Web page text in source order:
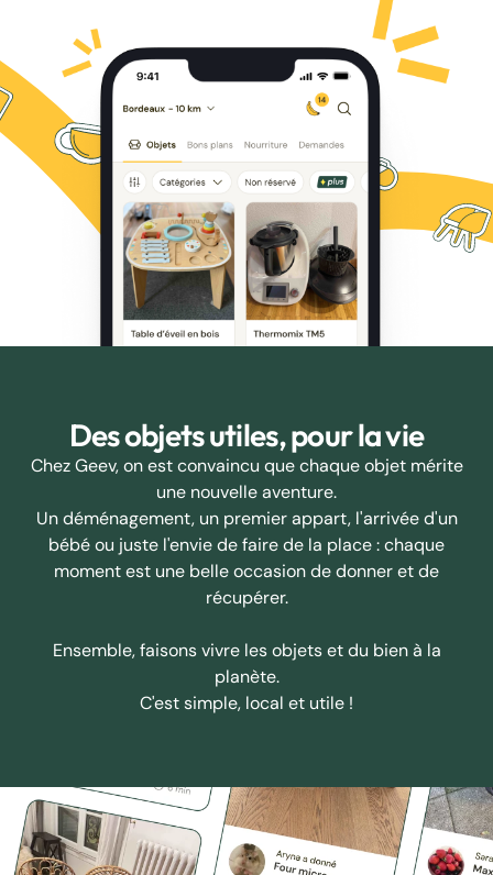
Des objets utiles, pour la vie
Chez Geev, on est convaincu que chaque objet mérite
une nouvelle aventure.
Un déménagement, un premier appart, l'arrivée d'un
bébé ou juste l'envie de faire de la place : chaque
moment est une belle occasion de donner et de
récupérer.
Ensemble, faisons vivre les objets et du bien à la
planète.
C'est simple, local et utile !